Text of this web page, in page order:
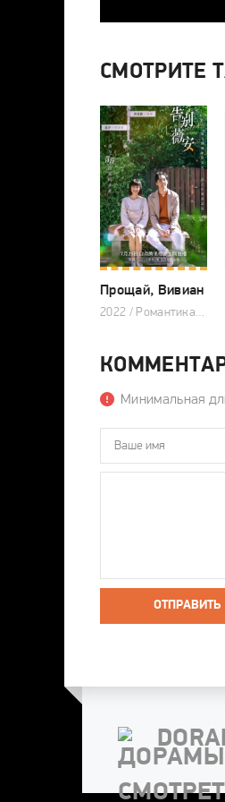
СМОТРИТЕ
Прощай, Вивиан
2022 / Романтика, Мелодрама, Китайские дорамы
Минимальная
ОТПРАВИТЬ